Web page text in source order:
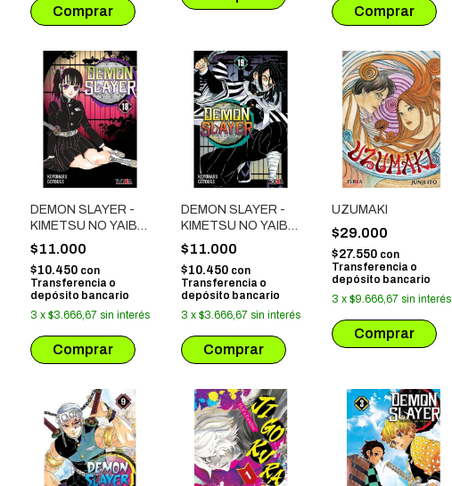
DEMON SLAYER -
KIMETSU NO YAIBA
# 18
$11.000
$10.450 con
Transferencia o
depósito bancario
3 x $3.666,67 sin interés
DEMON SLAYER -
KIMETSU NO YAIBA
# 19
$11.000
$10.450 con
Transferencia o
depósito bancario
3 x $3.666,67 sin interés
UZUMAKI
$29.000
$27.550 con
Transferencia o
depósito bancario
3 x $9.666,67 sin interés